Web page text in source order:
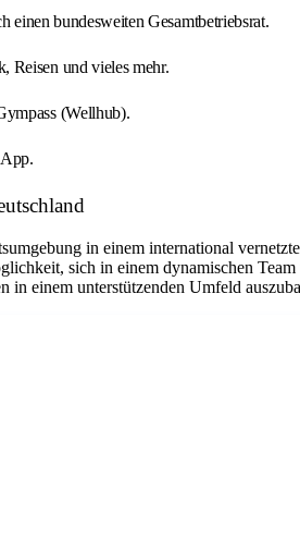
einen bundesweiten Gesamtbetriebsrat.
Reisen und vieles mehr.
(Wellhub).
in einem international
sich in einem dynamischen
in einem unterstützenden Umfeld